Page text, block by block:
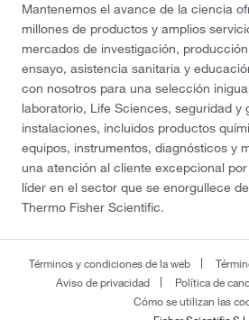
Mantenemos el avance de la ciencia
millones de productos y amplios
mercados de investigación,
ensayo, asistencia sanitaria y
con nosotros para una selección
laboratorio, Life Sciences, seguridad y
instalaciones, incluidos productos
equipos, instrumentos, diagnósticos y
una atención al cliente excepcional
líder en el sector que se enorgullece
Thermo Fisher Scientific.
Términos y condiciones de la web
Aviso de privacidad
Política de
Cómo se utilizan las